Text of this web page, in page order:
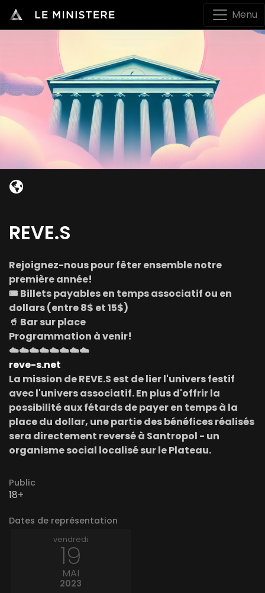
Menu
REVE.S
Rejoignez-nous pour fêter ensemble notre
première année!
🎟Billets payables en temps associatif ou en
dollars (entre 8$ et 15$)
🥤 Bar sur place
Programmation à venir!
☁️☁️☁️☁️☁️☁️☁️☁️
reve-s.net
La mission de REVE.S est de lier l'univers festif
avec l'univers associatif. En plus d'offrir la
possibilité aux fétards de payer en temps à la
place du dollar, une partie des bénéfices réalisés
sera directement reversé à Santropol - un
organisme social localisé sur le Plateau.
Public
18+
Dates de représentation
vendredi
19
MAI
2023